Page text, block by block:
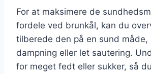
For at maksimere de
fordele ved brunkål, kan du
tilberede den på en sund måde,
dampning eller let sautering.
for meget fedt eller sukker, så